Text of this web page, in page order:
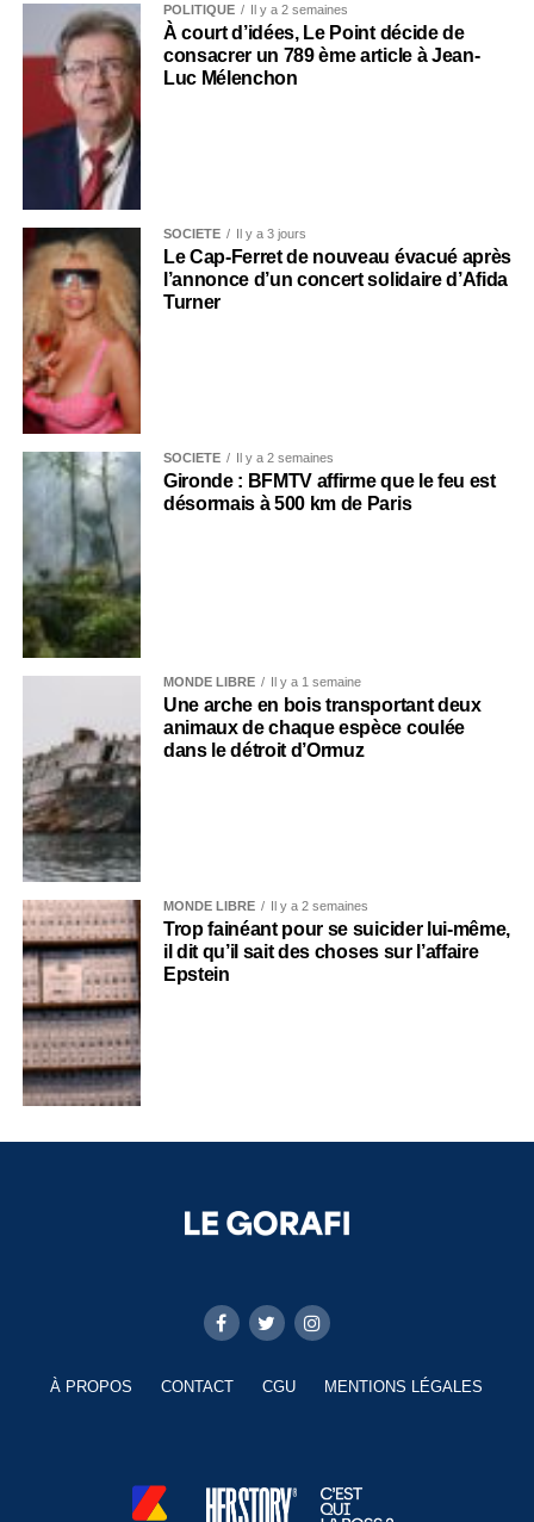
POLITIQUE Il y a 2 semaines
À court d’idées, Le Point décide de
consacrer un 789 ème article à Jean-
Luc Mélenchon
SOCIÉTÉ Il y a 3 jours
Le Cap-Ferret de nouveau évacué après
l’annonce d’un concert solidaire d’Afida
Turner
SOCIÉTÉ Il y a 2 semaines
Gironde : BFMTV affirme que le feu est
désormais à 500 km de Paris
MONDE LIBRE Il y a 1 semaine
Une arche en bois transportant deux
animaux de chaque espèce coulée
dans le détroit d’Ormuz
MONDE LIBRE Il y a 2 semaines
Trop fainéant pour se suicider lui-même,
il dit qu’il sait des choses sur l’affaire
Epstein
À PROPOS CONTACT CGU MENTIONS LÉGALES